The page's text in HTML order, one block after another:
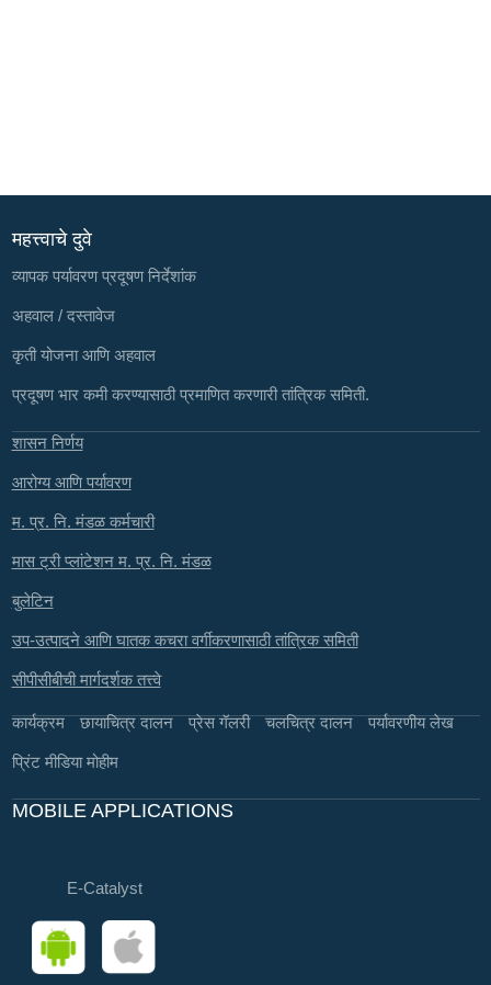
महत्त्वाचे दुवे
व्यापक पर्यावरण प्रदूषण निर्देशांक
अहवाल / दस्तावेज
कृती योजना आणि अहवाल
प्रदूषण भार कमी करण्यासाठी प्रमाणित करणारी तांत्रिक समिती.
शासन निर्णय
आरोग्य आणि पर्यावरण
म. प्र. नि. मंडळ कर्मचारी
मास ट्री प्लांटेशन म. प्र. नि. मंडळ
बुलेटिन
उप-उत्पादने आणि घातक कचरा वर्गीकरणासाठी तांत्रिक समिती
सीपीसीबीची मार्गदर्शक तत्त्वे
कार्यक्रम छायाचित्र दालन प्रेस गॅलरी चलचित्र दालन पर्यावरणीय लेख
प्रिंट मीडिया मोहीम
MOBILE APPLICATIONS
E-Catalyst